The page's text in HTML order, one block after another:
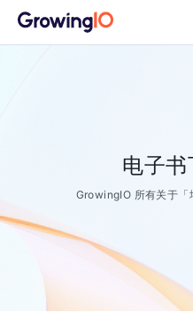
电子
GrowingIO 所有关于「